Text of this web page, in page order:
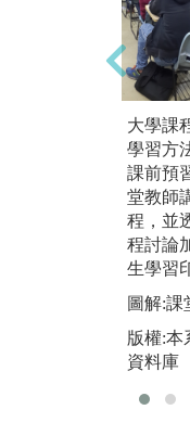
大學課
學習方
課前預
堂教師
程，並
程討論
生學習
圖解:課
版權:本
資料庫